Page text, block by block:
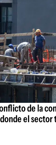
de la
el